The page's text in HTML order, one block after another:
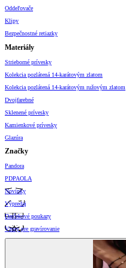
Oddeľovače
Klipy
Bezpečnostné retiazky
Materiály
Strieborné prívesky
Kolekcia pozlátená 14-karátovým zlatom
Kolekcia pozlátená 14-karátovým ružovým zlatom
Dvojfarebné
Sklenené prívesky
Kamienkové prívesky
Glazúra
Značky
Pandora
PDPAOLA
Novinky
Výpredaj
Darčekové poukazy
Vzory pre gravírovanie